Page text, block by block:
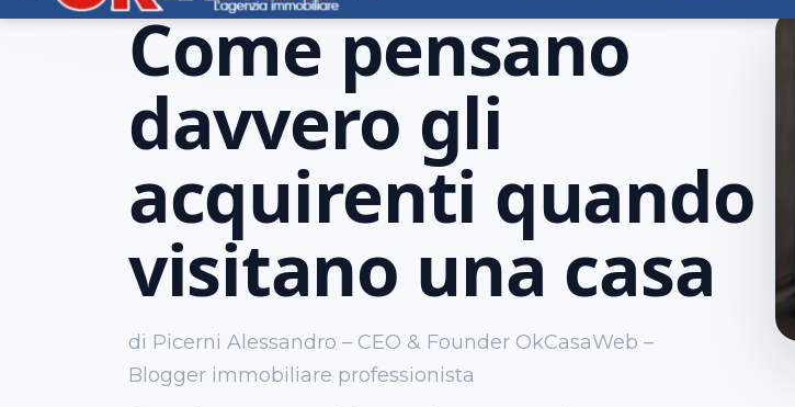
Come pensano
davvero gli
acquirenti quando
visitano una casa
di Picerni Alessandro – CEO & Founder OkCasaWeb –
Blogger immobiliare professionista